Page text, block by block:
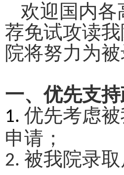
欢迎国内各
荐免试攻读
院将努力为
一、优先支
1. 优先考虑
申请；
2. 被我院录